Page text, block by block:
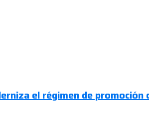
el régimen de promoción